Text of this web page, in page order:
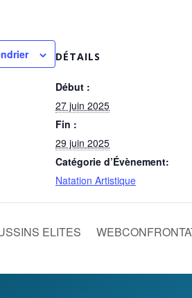
DÉTAILS
Début :
27 juin 2025
Fin :
29 juin 2025
Catégorie d’Évènement:
Natation Artistique
ELITES